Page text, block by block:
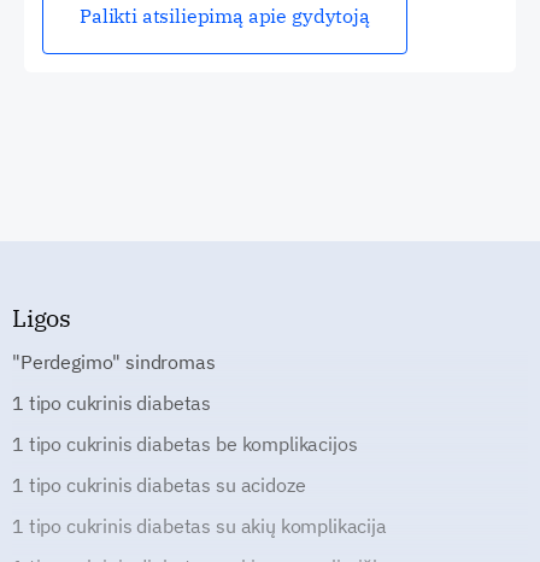
Palikti atsiliepimą apie gydytoją
Ligos
"Perdegimo" sindromas
1 tipo cukrinis diabetas
1 tipo cukrinis diabetas be komplikacijos
1 tipo cukrinis diabetas su acidoze
1 tipo cukrinis diabetas su akių komplikacija